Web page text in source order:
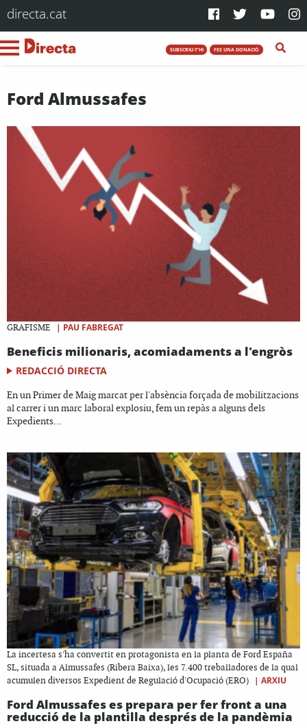
directa.cat
SUBSCRIU-T'HI FES UNA DONACIÓ
Ford Almussafes
GRAFISME | PAU FABREGAT
Beneficis milionaris, acomiadaments a l'engròs
REDACCIÓ DIRECTA
En un Primer de Maig marcat per l'absència forçada de mobilitzacions
al carrer i un marc laboral explosiu, fem un repàs a alguns dels
Expedients...
La incertesa s'ha convertit en protagonista en la planta de Ford España
SL, situada a Almussafes (Ribera Baixa), les 7.400 treballadores de la qual
acumulen diversos Expedient de Regulació d'Ocupació (ERO)
| ARXIU
Ford Almussafes es prepara per fer front a una
reducció de la plantilla després de la pandèmia